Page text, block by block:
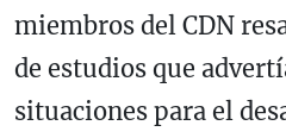
miembros del CDN
de estudios que
situaciones para el